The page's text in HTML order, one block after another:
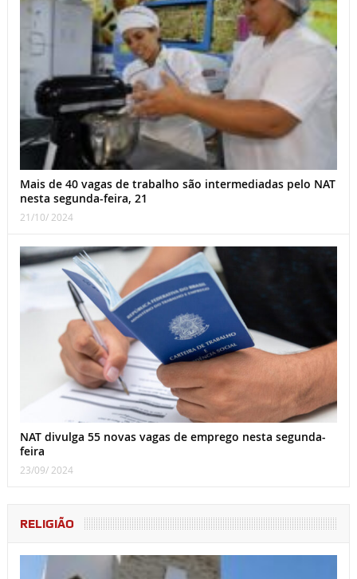
Mais de 40 vagas de trabalho são intermediadas pelo NAT
nesta segunda-feira, 21
21/10/ 2024
NAT divulga 55 novas vagas de emprego nesta segunda-
feira
23/09/ 2024
RELIGIÃO